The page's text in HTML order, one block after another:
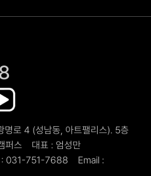
로 4 (성남동, 아트팰리스). 5층
퍼스
대표 : 엄성만
031-751-7688
Email :